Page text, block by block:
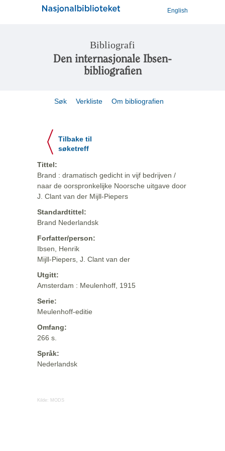
English
Bibliografi
Den internasjonale Ibsen-
bibliografien
Søk Verkliste Om bibliografien
Tilbake til
søketreff
Tittel:
Brand : dramatisch gedicht in vijf bedrijven /
naar de oorspronkelijke Noorsche uitgave door
J. Clant van der Mijll-Piepers
Standardtittel:
Brand Nederlandsk
Forfatter/person:
Ibsen, Henrik
Mijll-Piepers, J. Clant van der
Utgitt:
Amsterdam : Meulenhoff, 1915
Serie:
Meulenhoff-editie
Omfang:
266 s.
Språk:
Nederlandsk
Kilde: MODS